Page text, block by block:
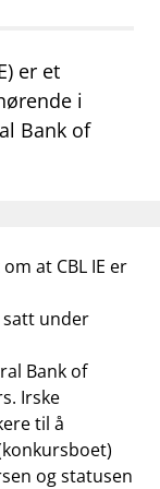
er et
i
Bank of
at CBL IE er
satt under
Bank of
Irske
til å
og statusen